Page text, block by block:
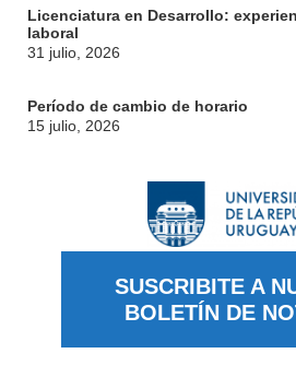
Licenciatura en Desarrollo:
laboral
31 julio, 2026
Período de cambio de horario
15 julio, 2026
SUSCRIBITE A
BOLETÍN DE